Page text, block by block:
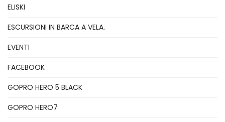
ELISKI
ESCURSIONI IN BARCA A VELA.
EVENTI
FACEBOOK
GOPRO HERO 5 BLACK
GOPRO HERO7